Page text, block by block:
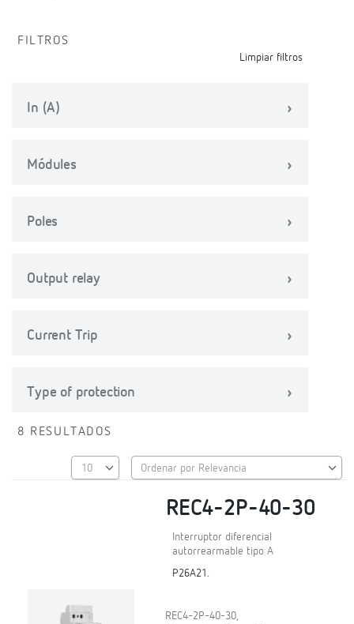
FILTROS
Limpiar filtros
In (A)
Módules
Poles
Output relay
Current Trip
Type of protection
8 RESULTADOS
REC4-2P-40-30
Interruptor diferencial
autorrearmable tipo A
P26A21.
REC4-2P-40-30,